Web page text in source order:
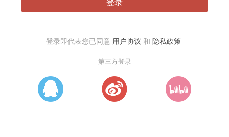
登录即代表您已同意 用户协议 和 隐私政策
第三方登录